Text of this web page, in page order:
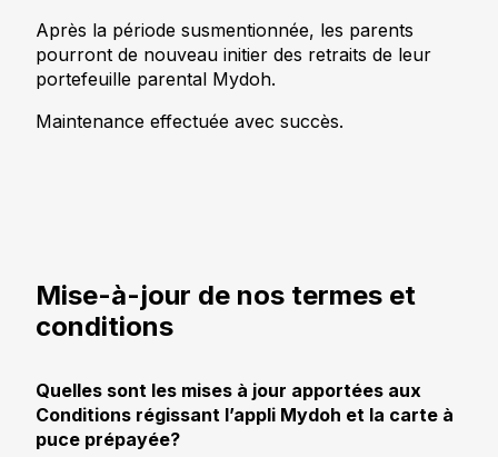
Après la période susmentionnée, les parents
pourront de nouveau initier des retraits de leur
portefeuille parental Mydoh.
Maintenance effectuée avec succès.
Mise-à-jour de nos termes et
conditions
Quelles sont les mises à jour apportées aux
Conditions régissant l’appli Mydoh et la carte à
puce prépayée?